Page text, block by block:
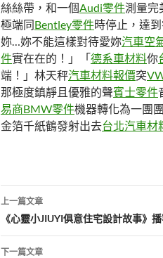
絲絲帶，和一個Audi零件測量完
極端同Bentley零件時停止，達
妳…妳不能這樣對待愛妳汽車空
件實在在的！」「德系車材料你
端！」林天秤汽車材料報價突
那極度鎮靜且優雅的聲賓士零件
易商BMW零件機器轉化為一團
金箔千紙鶴發射出去台北汽車材
文
章
導
上一篇文章
《心靈小JIUYI俱意住宅設計故事》
下一篇文章